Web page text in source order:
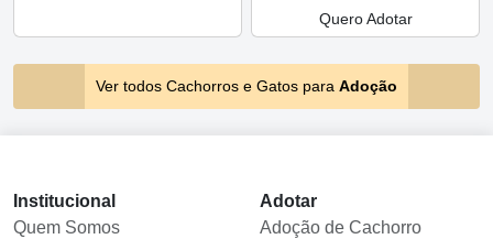
Quero Adotar
Ver todos Cachorros e Gatos para Adoção
Institucional
Quem Somos
Adotar
Adoção de Cachorro